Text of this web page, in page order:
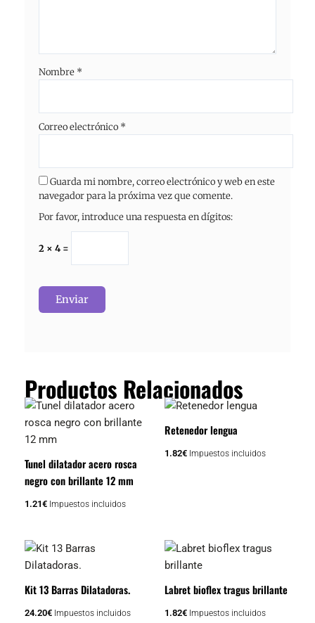
Nombre *
Correo electrónico *
Guarda mi nombre, correo electrónico y web en este
navegador para la próxima vez que comente.
Por favor, introduce una respuesta en dígitos:
2 × 4 =
Productos Relacionados
Tunel dilatador acero rosca
negro con brillante 12 mm
1.21€ Impuestos incluidos
Retenedor lengua
1.82€ Impuestos incluidos
Kit 13 Barras Dilatadoras.
24.20€ Impuestos incluidos
Labret bioflex tragus brillante
1.82€ Impuestos incluidos